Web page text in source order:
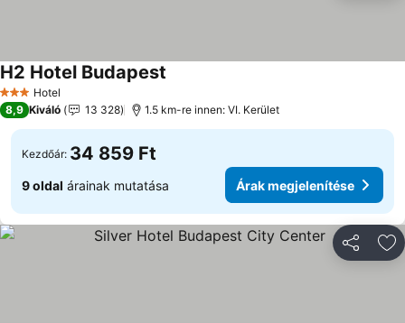
3 Kategória
Hotel
H2 Hotel Budapest
8,9 Kiváló 13 328 1.5 km-re innen: VI. Kerület
Kezdőár: 34 859 Ft
9 oldal árainak mutatása Árak megjelenítése